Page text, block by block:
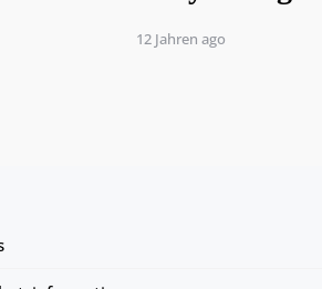
12 Jahren ago